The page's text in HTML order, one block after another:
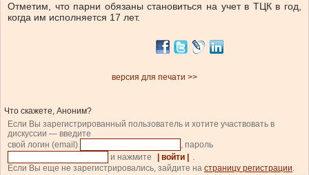
Отметим, что парни обязаны становиться на учет в ТЦК в год,
когда им исполняется 17 лет.
версия для печати >>
Что скажете, Аноним?
Если Вы зарегистрированный пользователь и хотите участвовать в
дискуссии — введите
свой логин (email)
, пароль
и нажмите
| войти |
.
Если Вы еще не зарегистрировались, зайдите на страницу регистрации.